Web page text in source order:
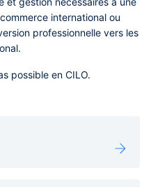
international ou
professionnelle vers les
possible en CILO.